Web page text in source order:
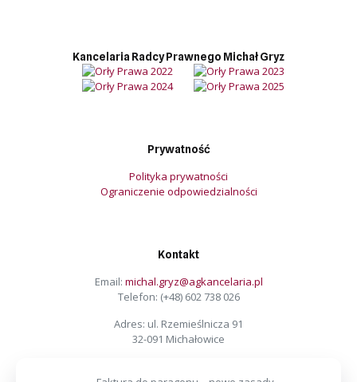
Kancelaria Radcy Prawnego Michał Gryz
Prywatność
Polityka prywatności
Ograniczenie odpowiedzialności
Kontakt
Email: michal.gryz@agkancelaria.pl
Telefon: (+48) 602 738 026
Adres: ul. Rzemieślnicza 91
32-091 Michałowice